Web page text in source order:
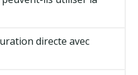
directe avec